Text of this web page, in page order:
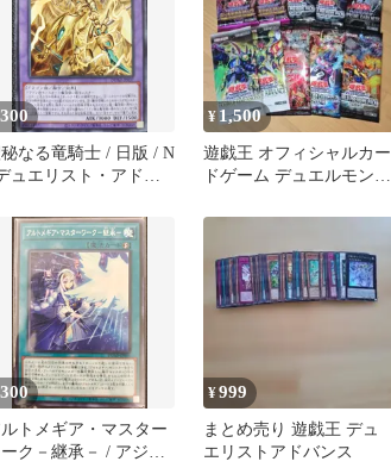
300
なる竜騎士 / 日版 / N
ュエリスト・アドバ
/ DUAD-
/ ID:89851827
¥ 1,500
遊戯王 オフィシャルカー
ドゲーム デュエルモンス
300
トメギア・マスター
ク－継承－ / アジア
¥999
まとめ売り 遊戯王 デュ
エリストアドバンス